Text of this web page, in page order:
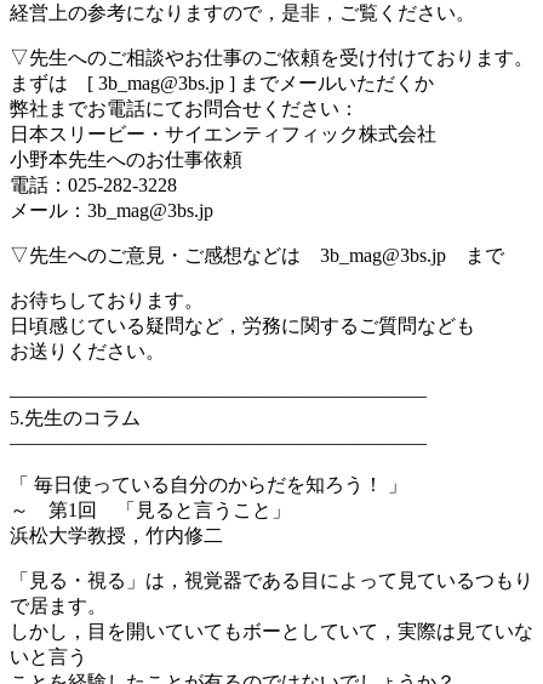
経営上の参考になりますので，是非，ご覧ください。
▽先生へのご相談やお仕事のご依頼を受け付けております。
まずは [ 3b_mag@3bs.jp ] までメールいただくか
弊社までお電話にてお問合せください：
日本スリービー・サイエンティフィック株式会社
小野本先生へのお仕事依頼
電話：025-282-3228
メール：3b_mag@3bs.jp
▽先生へのご意見・ご感想などは 3b_mag@3bs.jp まで
お待ちしております。
日頃感じている疑問など，労務に関するご質問なども
お送りください。
—————————————————————–
5.先生のコラム
—————————————————————–
「 毎日使っている自分のからだを知ろう！ 」
～ 第1回 「見ると言うこと」
浜松大学教授，竹内修二
「見る・視る」は，視覚器である目によって見ているつもり
で居ます。
しかし，目を開いていてもボーとしていて，実際は見ていな
いと言う